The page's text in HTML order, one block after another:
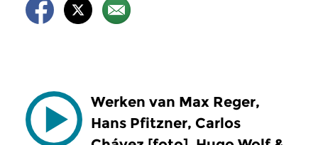
Werken van Max Reger,
Hans Pfitzner, Carlos